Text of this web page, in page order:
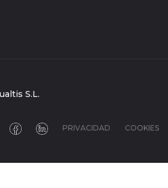
S.L.
PRIVACIDAD COOKIES